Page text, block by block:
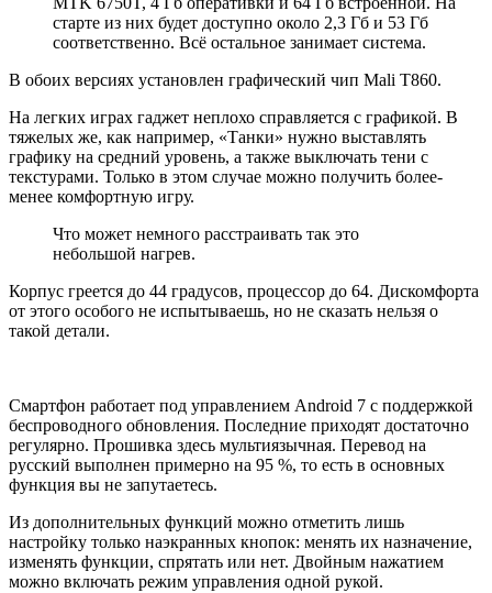
старте из них будет доступно около 2,3 Гб и 53 Гб
соответственно. Всё остальное занимает система.
В обоих версиях установлен графический чип Mali T860.
На легких играх гаджет неплохо справляется с графикой. В
тяжелых же, как например, «Танки» нужно выставлять
графику на средний уровень, а также выключать тени с
текстурами. Только в этом случае можно получить более-
менее комфортную игру.
Что может немного расстраивать так это
небольшой нагрев.
Корпус греется до 44 градусов, процессор до 64. Дискомфорта
от этого особого не испытываешь, но не сказать нельзя о
такой детали.
Смартфон работает под управлением Android 7 с поддержкой
беспроводного обновления. Последние приходят достаточно
регулярно. Прошивка здесь мультиязычная. Перевод на
русский выполнен примерно на 95 %, то есть в основных
функция вы не запутаетесь.
Из дополнительных функций можно отметить лишь
настройку только наэкранных кнопок: менять их назначение,
изменять функции, спрятать или нет. Двойным нажатием
можно включать режим управления одной рукой.